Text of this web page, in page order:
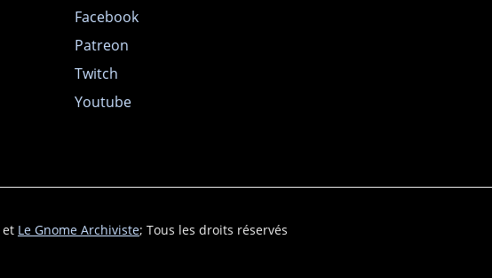
Facebook
Patreon
Twitch
Youtube
et Le Gnome Archiviste; Tous les droits réservés